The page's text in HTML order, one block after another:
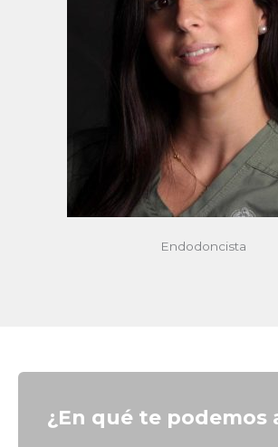
Endodoncista
¿En qué te podemos